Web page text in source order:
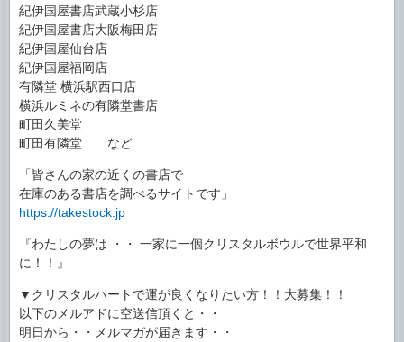
紀伊国屋書店武蔵小杉店
紀伊国屋書店大阪梅田店
紀伊国屋仙台店
紀伊国屋福岡店
有隣堂 横浜駅西口店
横浜ルミネの有隣堂書店
町田久美堂
町田有隣堂 など
「皆さんの家の近くの書店で
在庫のある書店を調べるサイトです」
https://takestock.jp
『わたしの夢は ・・ 一家に一個クリスタルボウルで世界平和
に！！』
▼クリスタルハートで運が良くなりたい方！！大募集！！
以下のメルアドに空送信頂くと・・
明日から・・メルマガが届きます・・